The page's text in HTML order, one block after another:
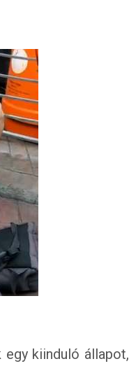
kiinduló állapot,